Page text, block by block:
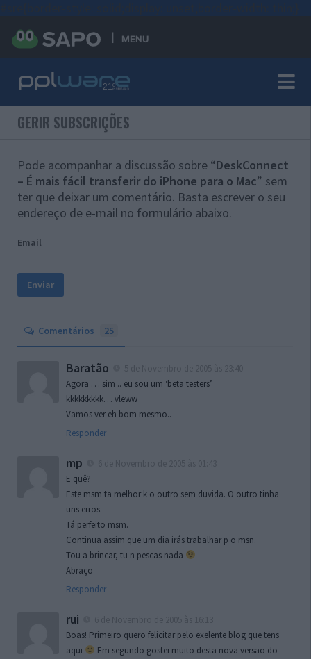
MENU
GERIR SUBSCRIÇÕES
Pode acompanhar a discussão sobre “DeskConnect
– É mais fácil transferir do iPhone para o Mac” sem
ter que deixar um comentário. Basta escrever o seu
endereço de e-mail no formulário abaixo.
Email
Comentários 25
Baratão
Agora … sim .. eu sou um ‘beta testers’
kkkkkkkkk… vleww
Vamos ver eh bom mesmo..
Responder
mp
E quê?
Este msm ta melhor k o outro sem duvida. O outro tinha
uns erros.
Tá perfeito msm.
Continua assim que um dia irás trabalhar p o msn.
Tou a brincar, tu n pescas nada
Abraço
Responder
rui
Boas! Primeiro quero felicitar pelo exelente blog que tens
aqui
Em segundo gostei muito desta nova versao do